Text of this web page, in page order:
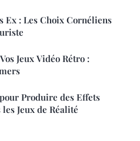
Ex : Les Choix Cornéliens
Jeux Vidéo Rétro :
Produire des Effets
Jeux de Réalité